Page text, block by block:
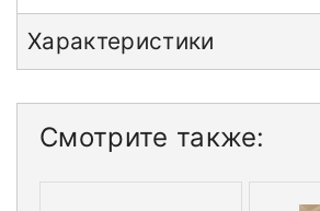
Характеристики
Смотрите также: